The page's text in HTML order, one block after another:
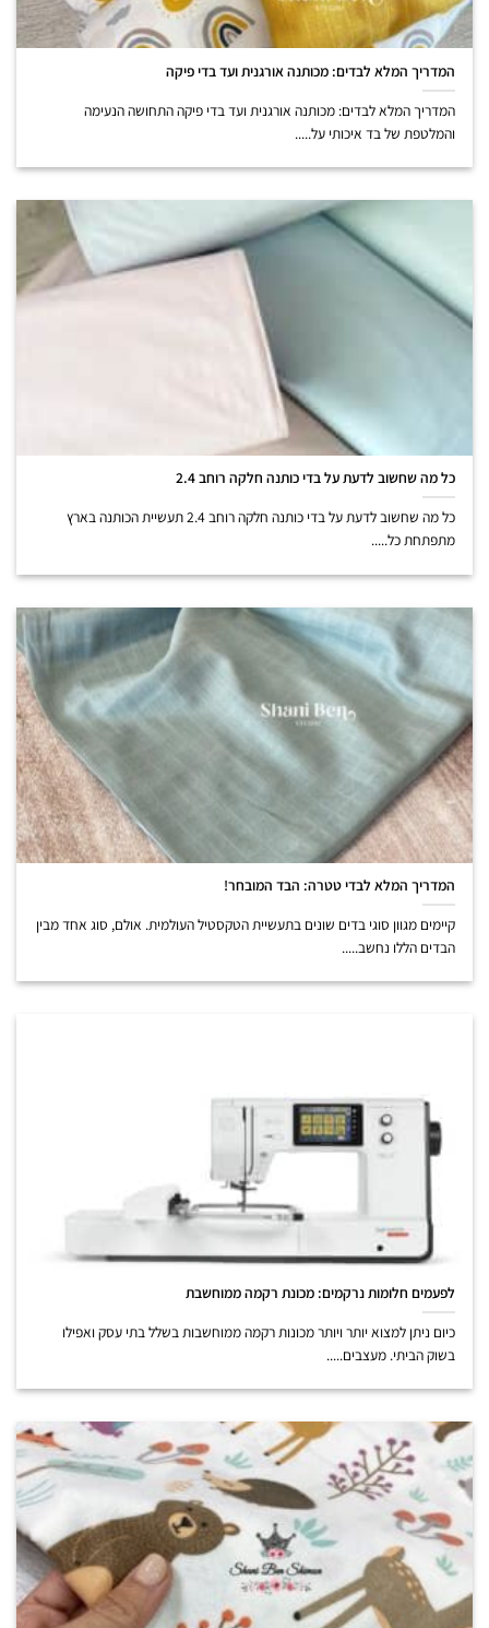
המדריך המלא לבדים: מכותנה אורגנית ועד בדי פיקה
המדריך המלא לבדים: מכותנה אורגנית ועד בדי פיקה התחושה הנעימה
והמלטפת של בד איכותי על.....
כל מה שחשוב לדעת על בדי כותנה חלקה רוחב 2.4
כל מה שחשוב לדעת על בדי כותנה חלקה רוחב 2.4 תעשיית הכותנה בארץ
מתפתחת כל.....
המדריך המלא לבדי טטרה: הבד המובחר!
קיימים מגוון סוגי בדים שונים בתעשיית הטקסטיל העולמית. אולם, סוג אחד מבין
הבדים הללו נחשב.....
לפעמים חלומות נרקמים: מכונת רקמה ממוחשבת
כיום ניתן למצוא יותר ויותר מכונות רקמה ממוחשבות בשלל בתי עסק ואפילו
בשוק הביתי. מעצבים.....